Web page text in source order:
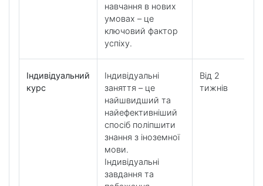
навчання в нових
умовах – це
ключовий фактор
успіху.
Індивідуальний
курс
Індивідуальні
заняття – це
найшвидший та
найефективніший
спосіб поліпшити
знання з іноземної
мови.
Індивідуальні
завдання та
Від 2
тижнів